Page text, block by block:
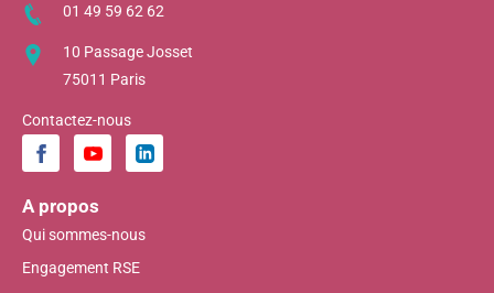
01 49 59 62 62
10 Passage Josset
75011 Paris
Contactez-nous
A propos
Qui sommes-nous
Engagement RSE